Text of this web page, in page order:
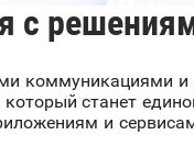
с
коммуникациями
станет
и